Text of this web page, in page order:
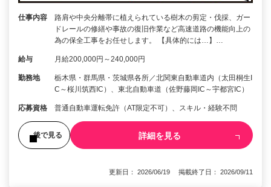
仕事内容
路肩や中央分離帯に植えられている樹木の剪定・伐採、ガー
ドレールの修繕や事故の復旧作業など高速道路の機能向上の
為の保全工事をお任せします。 【具体的には…】…
給与 月給200,000円～240,000円
勤務地
栃木県・群馬県・茨城県各所／北関東自動車道内（太田桐生I
C～桜川筑西IC）、東北自動車道（佐野藤岡IC～宇都宮IC）
応募資格 普通自動車運転免許（AT限定不可）、スキル・経験不問
後で見る 詳細を見る
更新日： 2026/06/19 掲載終了日： 2026/09/11